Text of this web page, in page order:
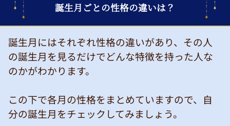
誕生月ごとの性格の違いは？
誕生月にはそれぞれ性格の違いがあり、その人
の誕生月を見るだけでどんな特徴を持った人な
のかがわかります。
この下で各月の性格をまとめていますので、自
分の誕生月をチェックしてみましょう。